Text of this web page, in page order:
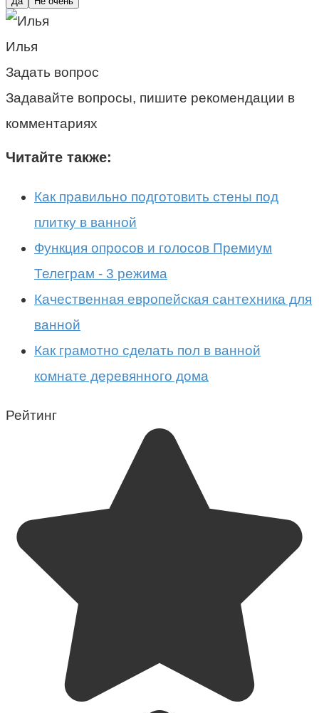
Илья
Задать вопрос
Задавайте вопросы, пишите рекомендации в
комментариях
Читайте также:
Как правильно подготовить стены под
плитку в ванной
Функция опросов и голосов Премиум
Телеграм - 3 режима
Качественная европейская сантехника для
ванной
Как грамотно сделать пол в ванной
комнате деревянного дома
Рейтинг